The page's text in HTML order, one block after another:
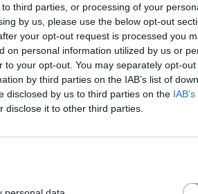
third parties, or processing of your
by us, please use the below opt-out
your opt-out request is processed you
on personal information utilized by us or
your opt-out. You may separately opt-
by third parties on the IAB’s list of
disclosed by us to third parties on the
disclose it to other third parties.
άλλαξε τη ζωή
μεγάλων πολιτικών